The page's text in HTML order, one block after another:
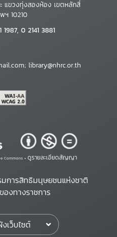
แขวงทุ่งสองห้อง เขตหลักสี่
ฯ 10210
1987, 0 2141 3881
library@nhrc.or.th
Commons • ดูรายละเอียดสัญญา
การสิทธิมนุษยชนแห่งชาติ
งทางราชการ
เว็บไซต์